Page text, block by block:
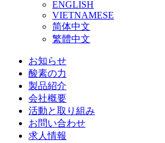
ENGLISH
VIETNAMESE
简体中文
繁體中文
お知らせ
酸素の力
製品紹介
会社概要
活動と取り組み
お問い合わせ
求人情報